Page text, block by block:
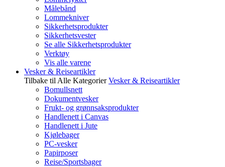
Målebånd
Lommekniver
Sikkerhetsprodukter
Sikkerhetsvester
Se alle Sikkerhetsprodukter
Verktøy
Vis alle varene
Vesker & Reiseartikler
Tilbake til Alle Kategorier Vesker & Reiseartikler
Bomullsnett
Dokumentvesker
Frukt- og grønnsaksprodukter
Handlenett i Canvas
Handlenett i Jute
Kjølebager
PC-vesker
Papirposer
Reise/Sportsbager